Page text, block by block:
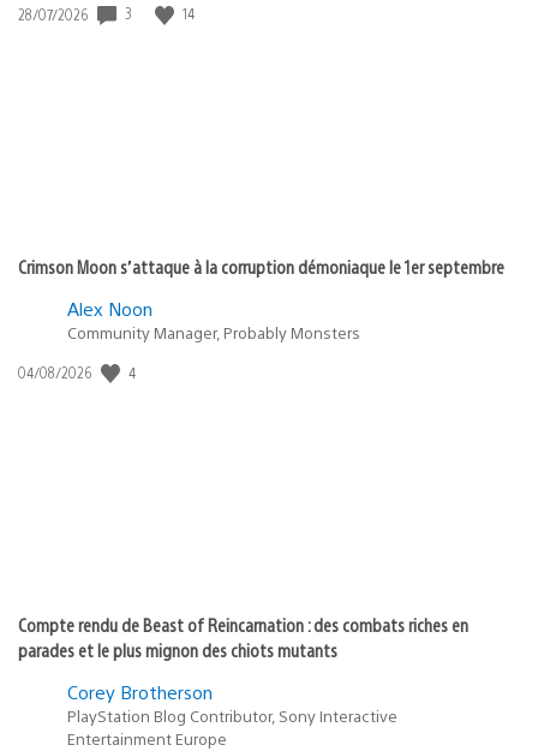
Date
28/07/2026 3 14
Crimson Moon s’attaque à la corruption démoniaque le 1er septembre
Alex Noon
Community Manager, Probably Monsters
Date
04/08/2026 4
Compte rendu de Beast of Reincarnation : des combats riches en
parades et le plus mignon des chiots mutants
Corey Brotherson
PlayStation Blog Contributor, Sony Interactive
Entertainment Europe